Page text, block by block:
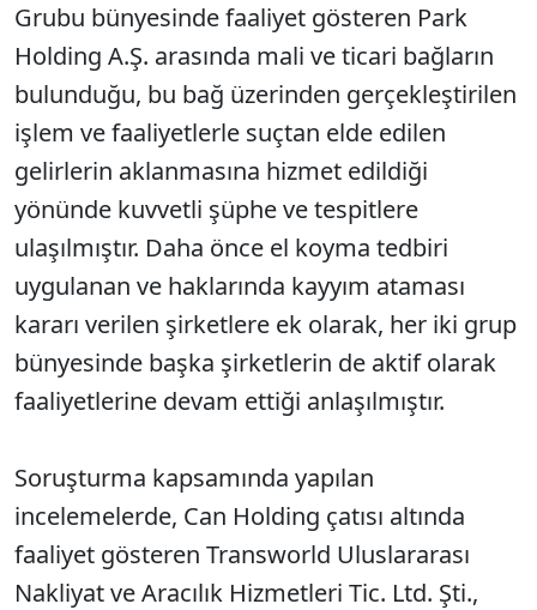
Grubu bünyesinde faaliyet gösteren Park
Holding A.Ş. arasında mali ve ticari bağların
bulunduğu, bu bağ üzerinden gerçekleştirilen
işlem ve faaliyetlerle suçtan elde edilen
gelirlerin aklanmasına hizmet edildiği
yönünde kuvvetli şüphe ve tespitlere
ulaşılmıştır. Daha önce el koyma tedbiri
uygulanan ve haklarında kayyım ataması
kararı verilen şirketlere ek olarak, her iki grup
bünyesinde başka şirketlerin de aktif olarak
faaliyetlerine devam ettiği anlaşılmıştır.
Soruşturma kapsamında yapılan
incelemelerde, Can Holding çatısı altında
faaliyet gösteren Transworld Uluslararası
Nakliyat ve Aracılık Hizmetleri Tic. Ltd. Şti.,